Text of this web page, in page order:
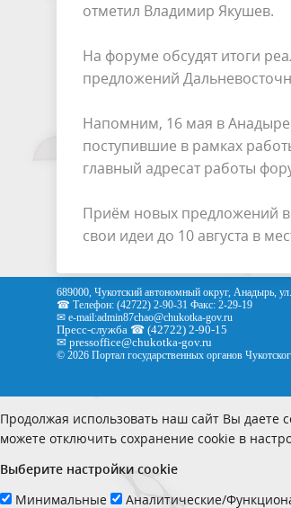
отметил Владимир Якушев.
На форуме обсудят итоги
предложений
Напомним, 16 мая в
поступившие в рамках
главный адресат работы
Приём новых предложений в
свои идеи до 10 августа в
689000, Чукотский автономный округ, Анадырь,
☎ Телефон: (42722) 2-90-31 Факс: 2-29-19
✉ e-mail:admin87chao@chukotka-gov.ru
Пресс-служба ☎ (42722) 2-90-15
✉ pressoffice@chukotka-gov.ru
© 2026 Портал государственных органов
Продолжая использовать наш сайт Вы даете
можете отключить сохранение cookie в
Выберите настройки cookie
Минимальные
Аналитические/